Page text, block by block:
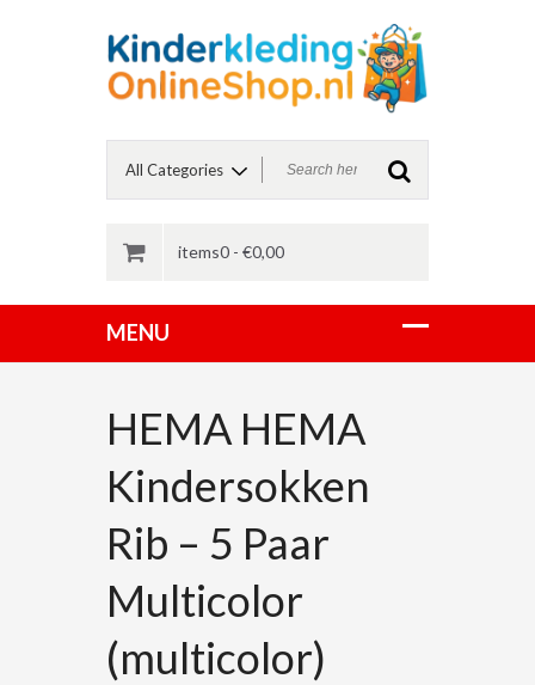
items0 - €0,00
HEMA HEMA
Kindersokken
Rib – 5 Paar
Multicolor
(multicolor)